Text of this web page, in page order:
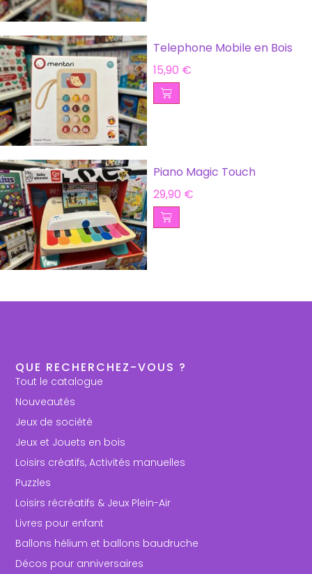
Telephone Mobile en Bois
15,90 €
Piano Magic Touch
29,90 €
QUE RECHERCHEZ-VOUS ?
Tout le catalogue
Nouveautés
Jeux de société
Jeux et Jouets en bois
Loisirs créatifs, Activités manuelles
Puzzles
Loisirs récréatifs & Jeux Plein-Air
Livres pour enfant
Ballons hélium et ballons baudruche
Décos pour anniversaires